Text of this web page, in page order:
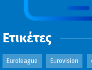
Ετικέτες
Euroleague Eurovision